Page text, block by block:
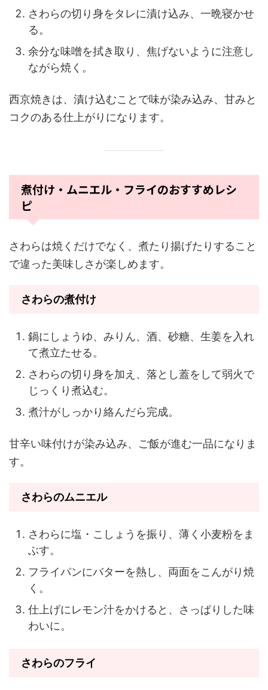
さわらの切り身をタレに漬け込み、一晩寝かせ
る。
余分な味噌を拭き取り、焦げないように注意し
ながら焼く。
西京焼きは、漬け込むことで味が染み込み、甘みと
コクのある仕上がりになります。
煮付け・ムニエル・フライのおすすめレシ
ピ
さわらは焼くだけでなく、煮たり揚げたりすること
で違った美味しさが楽しめます。
さわらの煮付け
鍋にしょうゆ、みりん、酒、砂糖、生姜を入れ
て煮立たせる。
さわらの切り身を加え、落とし蓋をして弱火で
じっくり煮込む。
煮汁がしっかり絡んだら完成。
甘辛い味付けが染み込み、ご飯が進む一品になりま
す。
さわらのムニエル
さわらに塩・こしょうを振り、薄く小麦粉をま
ぶす。
フライパンにバターを熱し、両面をこんがり焼
く。
仕上げにレモン汁をかけると、さっぱりした味
わいに。
さわらのフライ